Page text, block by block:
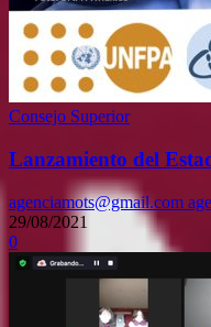
Consejo Superior
Lanzamiento del
agenciamots@gmail.com
29/08/2021
0